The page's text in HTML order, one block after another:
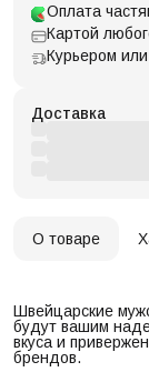
Оплата
Картой
Курьером
Доставка
О товаре
Швейцарские
будут вашим
вкуса и
брендов.